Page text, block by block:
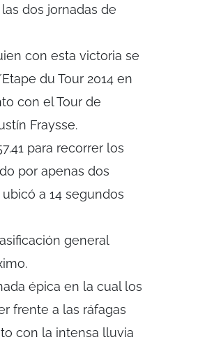
dos jornadas de
con esta victoria se
du Tour 2014 en
con el Tour de
Fraysse.
para recorrer los
por apenas dos
a 14 segundos
general
épica en la cual los
frente a las ráfagas
con la intensa lluvia